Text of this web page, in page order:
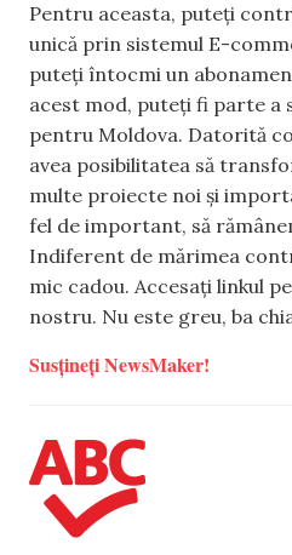
Pentru aceasta, puteți
unică prin sistemul E-
puteți întocmi un
acest mod, puteți fi parte a
pentru Moldova. Datorită
avea posibilitatea să
multe proiecte noi și
fel de important, să
Indiferent de mărimea
mic cadou. Accesați linkul
nostru. Nu este greu, ba
Susțineți NewsMaker!